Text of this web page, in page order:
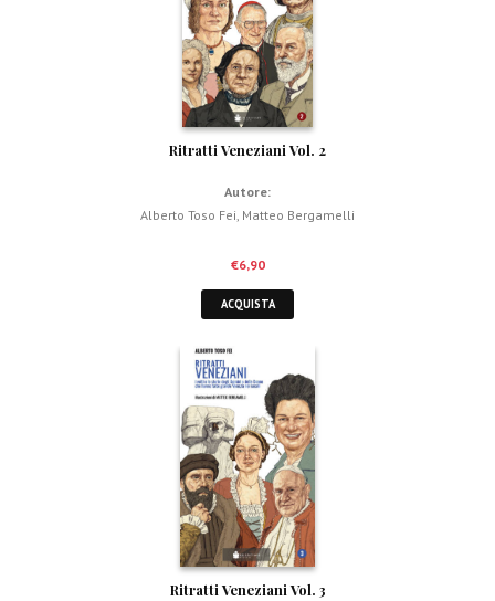
Ritratti Veneziani Vol. 2
Autore:
Alberto Toso Fei, Matteo Bergamelli
€6,90
ACQUISTA
Ritratti Veneziani Vol. 3